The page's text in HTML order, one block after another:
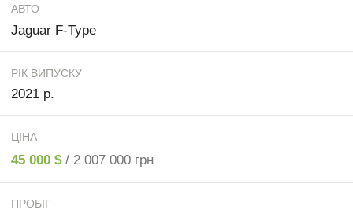
АВТО
Jaguar F-Type
РІК ВИПУСКУ
2021 р.
ЦІНА
45 000 $ / 2 007 000 грн
ПРОБІГ